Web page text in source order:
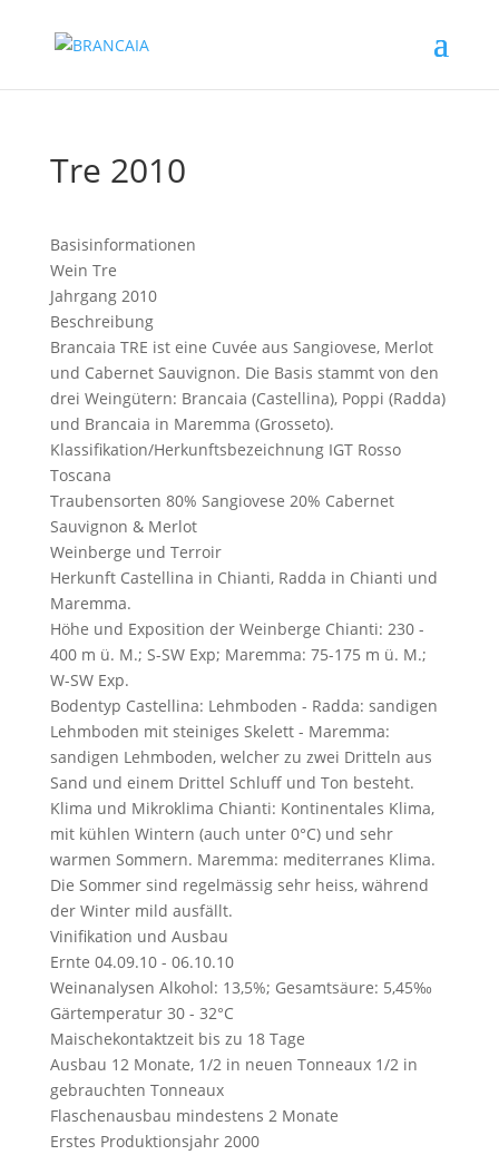
Tre 2010
Basisinformationen
Wein Tre
Jahrgang2010
Beschreibung
Brancaia TRE ist eine Cuvée aus Sangiovese, Merlot
und Cabernet Sauvignon. Die Basis stammt von den
drei Weingütern: Brancaia (Castellina), Poppi (Radda)
und Brancaia in Maremma (Grosseto).
Klassifikation/HerkunftsbezeichnungIGT Rosso
Toscana
Traubensorten 80% Sangiovese 20% Cabernet
Sauvignon & Merlot
Weinberge und Terroir
HerkunftCastellina in Chianti, Radda in Chianti und
Maremma.
Höhe und Exposition der Weinberge Chianti: 230 -
400 m ü. M.; S-SW Exp; Maremma: 75-175 m ü. M.;
W-SW Exp.
Bodentyp Castellina: Lehmboden - Radda: sandigen
Lehmboden mit steiniges Skelett - Maremma:
sandigen Lehmboden, welcher zu zwei Dritteln aus
Sand und einem Drittel Schluff und Ton besteht.
Klima und Mikroklima Chianti: Kontinentales Klima,
mit kühlen Wintern (auch unter 0°C) und sehr
warmen Sommern. Maremma: mediterranes Klima.
Die Sommer sind regelmässig sehr heiss, während
der Winter mild ausfällt.
Vinifikation und Ausbau
Ernte 04.09.10 - 06.10.10
Weinanalysen Alkohol: 13,5%; Gesamtsäure: 5,45‰
Gärtemperatur30 - 32°C
Maischekontaktzeitbis zu 18 Tage
Ausbau 12 Monate, 1/2 in neuen Tonneaux 1/2 in
gebrauchten Tonneaux
Flaschenausbau mindestens 2 Monate
Erstes Produktionsjahr2000